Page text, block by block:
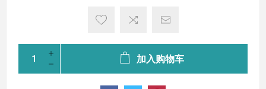
加入购物车